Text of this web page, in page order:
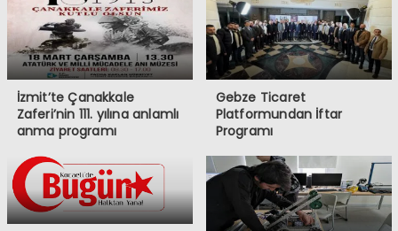
İzmit’te Çanakkale
Zaferi’nin 111. yılına anlamlı
anma programı
Gebze Ticaret
Platformundan İftar
Programı